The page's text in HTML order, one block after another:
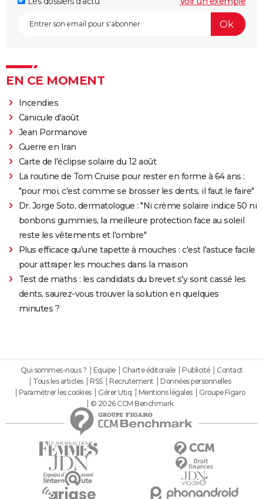
EN CE MOMENT
Incendies
Canicule d'août
Jean Pormanove
Guerre en Iran
Carte de l'éclipse solaire du 12 août
La routine de Tom Cruise pour rester en forme à 64 ans :
"pour moi, c'est comme se brosser les dents, il faut le faire"
Dr. Jorge Soto, dermatologue : "Ni crème solaire indice 50 ni
bonbons gummies, la meilleure protection face au soleil
reste les vêtements et l'ombre"
Plus efficace qu'une tapette à mouches : c'est l'astuce facile
pour attraper les mouches dans la maison
Test de maths : les candidats du brevet s'y sont cassé les
dents, saurez-vous trouver la solution en quelques
minutes ?
Qui sommes-nous ? Equipe Charte éditoriale Publicité
Contact
Tous les articles
RSS Recrutement
Données personnelles
Paramétrer les cookies
Gérer Utiq Mentions légales
Groupe Figaro
© 2026 CCM Benchmark